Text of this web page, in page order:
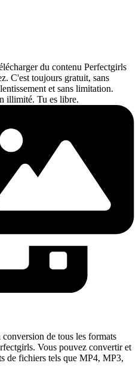
du contenu Perfectgirls
C'est toujours gratuit, sans
et sans limitation.
illimité. Tu es libre.
de tous les formats
Vous pouvez convertir et
de fichiers tels que MP4, MP3,